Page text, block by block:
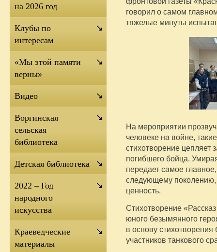
говорил о самом
тяжелые минуты
На мероприятии
человеке на войне,
стихотворение цепляет
погибшего бойца.
передает самое
следующему поколению,
ценность.
Стихотворение
юного безымянного
в основу стихотворения
участников танкового
на 2026 год
Клубы по
интересам
«Мы этой памяти
верны»
Видео
Воргинская
сельская
библиотека
Детская библиотека
2022 – Год
народного
искусства
Краеведческие
материалы